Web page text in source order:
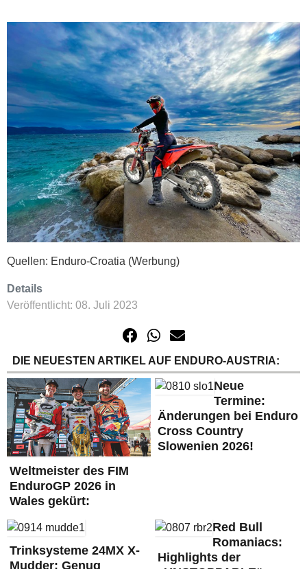
Quellen: Enduro-Croatia (Werbung)
Details
Veröffentlicht: 08. Juli 2023
DIE NEUESTEN ARTIKEL AUF ENDURO-AUSTRIA:
Weltmeister des FIM
EnduroGP 2026 in
Wales gekürt:
Neue
Termine:
Änderungen bei Enduro
Cross Country
Slowenien 2026!
Trinksysteme 24MX X-
Mudder: Genug
Red Bull
Romaniacs:
Highlights der